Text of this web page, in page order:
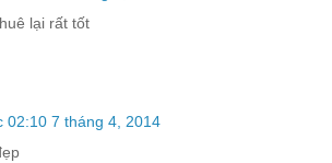
lại rất tốt
02:10 7 tháng 4, 2014